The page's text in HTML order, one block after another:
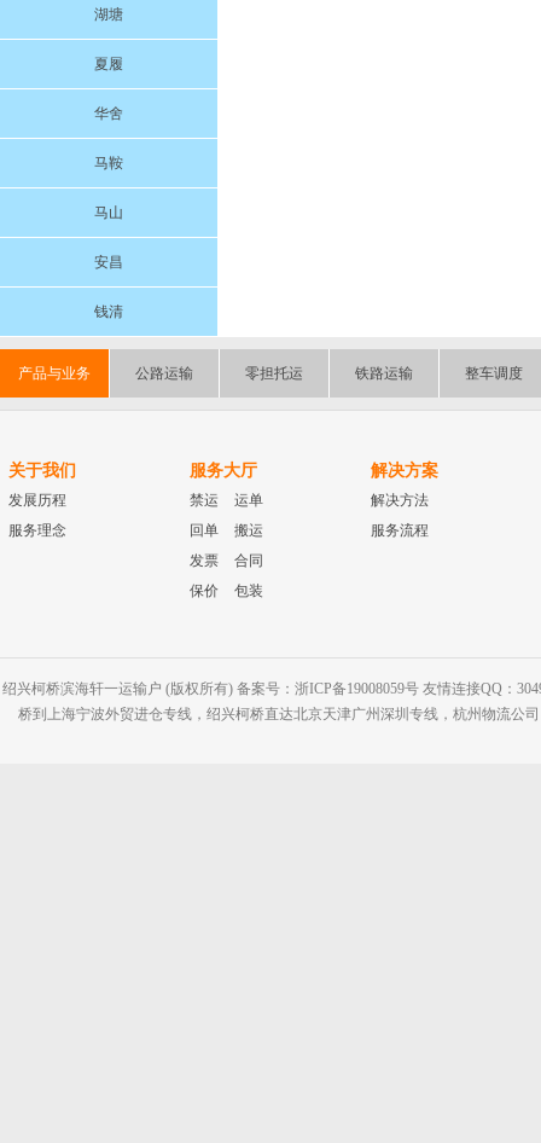
湖塘
夏履
华舍
马鞍
马山
安昌
钱清
产品与业务 公路运输 零担托运 铁路运输 整车调度
关于我们
发展历程
服务理念
服务大厅
禁运
运单
回单
搬运
发票
合同
保价
包装
解决方案
解决方法
服务流程
绍兴柯桥滨海轩一运输户 (版权所有) 备案号：浙ICP备19008059号 友情连接QQ：
桥到上海宁波外贸进仓专线，绍兴柯桥直达北京天津广州深圳专线，杭州物流公